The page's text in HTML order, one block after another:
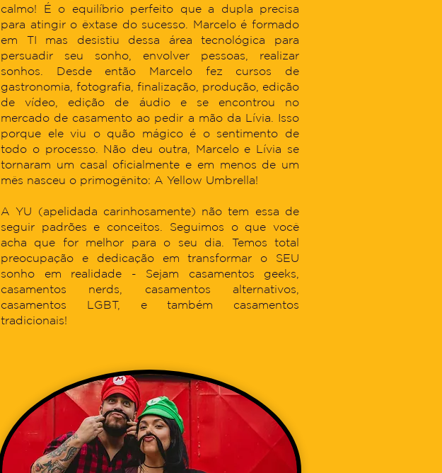
calmo! É o equilíbrio perfeito que a dupla precisa
para atingir o êxtase do sucesso. Marcelo é formado
em TI mas desistiu dessa área tecnológica para
persuadir seu sonho, envolver pessoas, realizar
sonhos. Desde então Marcelo fez cursos de
gastronomia, fotografia, finalização, produção, edição
de vídeo, edição de áudio e se encontrou no
mercado de casamento ao pedir a mão da Lívia. Isso
porque ele viu o quão mágico é o sentimento de
todo o processo. Não deu outra, Marcelo e Lívia se
tornaram um casal oficialmente e em menos de um
mês nasceu o primogênito: A Yellow Umbrella!
A YU (apelidada carinhosamente) não tem essa de
seguir padrões e conceitos. Seguimos o que você
acha que for melhor para o seu dia. Temos total
preocupação e dedicação em transformar o SEU
sonho em realidade - Sejam casamentos geeks,
casamentos nerds, casamentos alternativos,
casamentos LGBT, e também casamentos
tradicionais!